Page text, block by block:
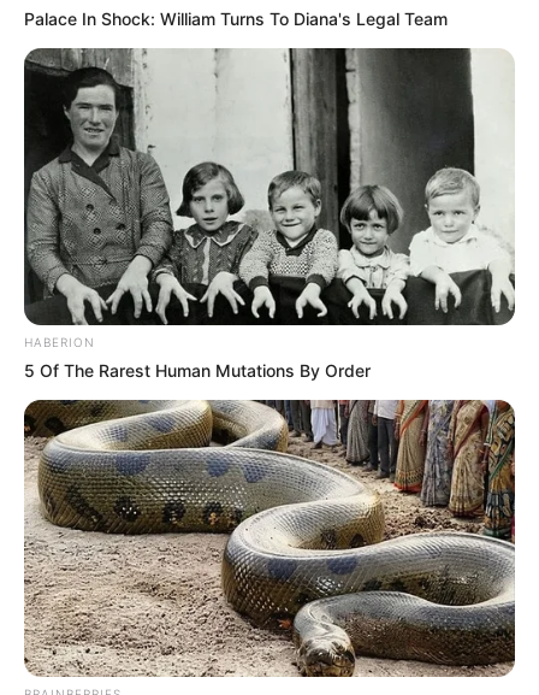
Palace In Shock: William Turns To Diana's Legal Team
HABERION
5 Of The Rarest Human Mutations By Order